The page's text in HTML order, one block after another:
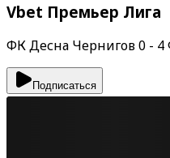
Vbet Премьер Лига
ФК Десна Чернигов 0 - 4
Подписаться